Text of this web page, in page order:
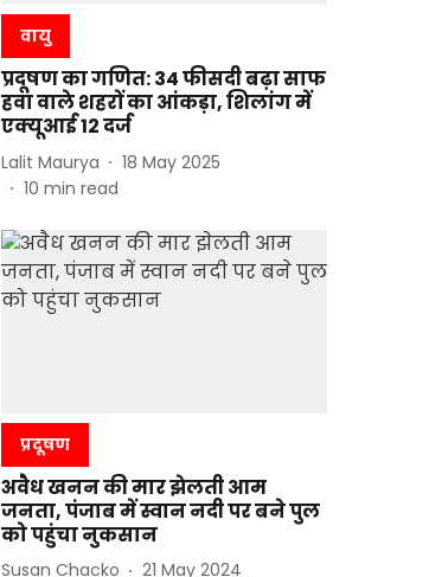
वायु
प्रदूषण का गणित: 34 फीसदी बढ़ा साफ
हवा वाले शहरों का आंकड़ा, शिलांग में
एक्यूआई 12 दर्ज
Lalit Maurya
18 May 2025
10 min read
प्रदूषण
अवैध खनन की मार झेलती आम
जनता, पंजाब में स्वान नदी पर बने पुल
को पहुंचा नुकसान
Susan Chacko 21 May 2024